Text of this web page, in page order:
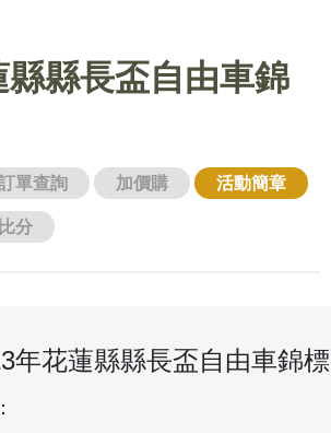
縣縣長盃自由車錦
單查詢 加價購 活動簡章
分
年花蓮縣縣長盃自由車錦